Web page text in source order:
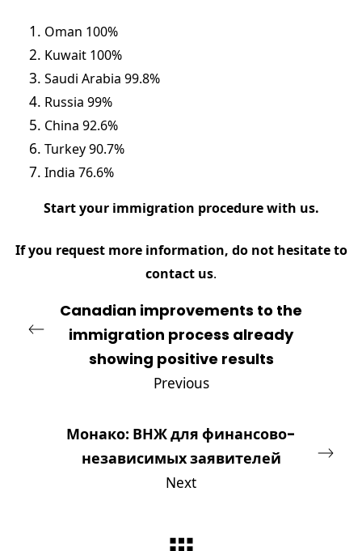
Oman 100%
Kuwait 100%
Saudi Arabia 99.8%
Russia 99%
China 92.6%
Turkey 90.7%
India 76.6%
Start your immigration procedure with us.
If you request more information, do not hesitate to
contact us.
Canadian improvements to the
immigration process already
showing positive results
Previous
Монако: ВНЖ для финансово-
независимых заявителей
Next